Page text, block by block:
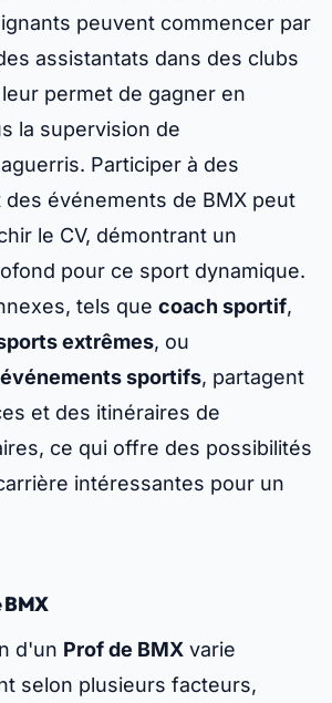
peuvent commencer par
assistantats dans des clubs
permet de gagner en
la supervision de
Participer à des
événements de BMX peut
le CV, démontrant un
pour ce sport dynamique.
tels que coach sportif,
extrêmes, ou
sportifs, partagent
et des itinéraires de
ce qui offre des possibilités
intéressantes pour un
BMX
d'un Prof de BMX varie
selon plusieurs facteurs,